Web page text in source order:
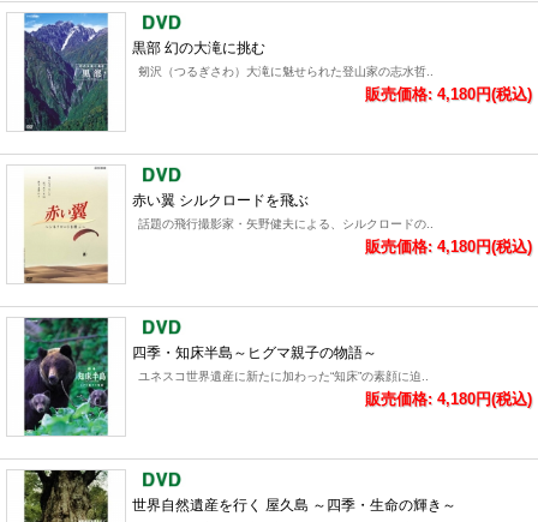
黒部 幻の大滝に挑む
剱沢（つるぎさわ）大滝に魅せられた登山家の志水哲..
販売価格: 4,180円(税込)
赤い翼 シルクロードを飛ぶ
話題の飛行撮影家・矢野健夫による、シルクロードの..
販売価格: 4,180円(税込)
四季・知床半島～ヒグマ親子の物語～
ユネスコ世界遺産に新たに加わった“知床”の素顔に迫..
販売価格: 4,180円(税込)
世界自然遺産を行く 屋久島 ～四季・生命の輝き～